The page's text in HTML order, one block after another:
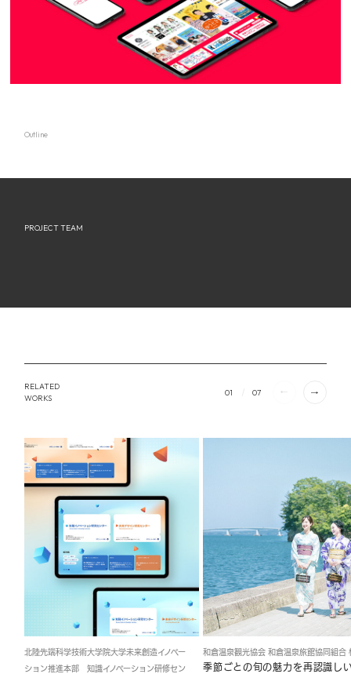
Outline
PROJECT TEAM
RELATED
WORKS
01 07
北陸先端科学技術大学院大学未来創造イノベー
ション推進本部 知識イノベーション研修セン
和倉温泉観光協会 和倉温泉旅館協同組合
季節ごとの旬の魅力を再認識し